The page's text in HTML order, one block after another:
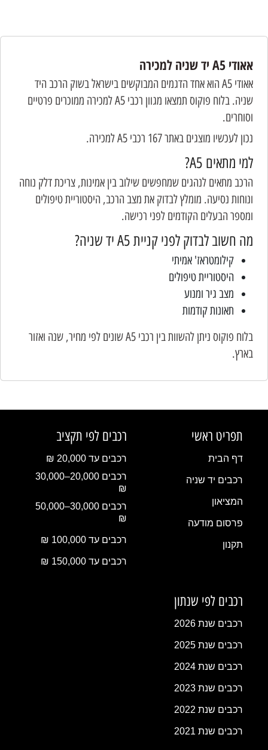
אאודי A5 יד שניה למכירה
אאודי A5 הוא אחד הדגמים המבוקשים בישראל בשוק הרכב היד
שניה. בלוח פוקוס תמצאו מגוון רכבי A5 למכירה ממוכרים פרטיים
וסוחרים.
נכון לעכשיו מוצגים באתר 167 רכבי A5 למכירה.
למי מתאים A5?
הרכב מתאים לנהגים שמחפשים שילוב בין אמינות, צריכת דלק נוחה
ונוחות נסיעה. מומלץ לבדוק את מצב הרכב, היסטוריית טיפולים
ומספר הבעלים הקודמים לפני רכישה.
מה חשוב לבדוק לפני קניית A5 יד שניה?
קילומטראז' אמיתי
היסטוריית טיפולים
מצב גיר ומנוע
תאונות קודמות
בלוח פוקוס ניתן להשוות בין רכבי A5 שונים לפי מחיר, שנה ואזור
בארץ.
תפריט ראשי
דף הבית
רכבים יד שניה
המציאון
פרסום מודעה
תקנון
רכבים לפי תקציב
רכבים עד 20,000 ₪
רכבים 20,000–30,000
₪
רכבים 30,000–50,000
₪
רכבים עד 100,000 ₪
רכבים עד 150,000 ₪
רכבים לפי שנתון
רכבים שנת 2026
רכבים שנת 2025
רכבים שנת 2024
רכבים שנת 2023
רכבים שנת 2022
רכבים שנת 2021